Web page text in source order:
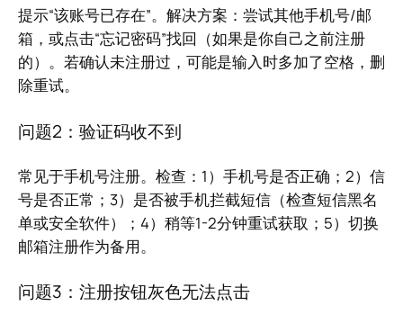
提示“该账号已存在”。解决方案：尝试其他手机号/邮
箱，或点击“忘记密码”找回（如果是你自己之前注册
的）。若确认未注册过，可能是输入时多加了空格，删
除重试。
问题2：验证码收不到
常见于手机号注册。检查：1）手机号是否正确；2）信
号是否正常；3）是否被手机拦截短信（检查短信黑名
单或安全软件）；4）稍等1-2分钟重试获取；5）切换
邮箱注册作为备用。
问题3：注册按钮灰色无法点击